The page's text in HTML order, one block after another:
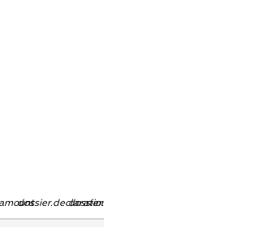
dossier.declarations.currency
dossier.declarations.source